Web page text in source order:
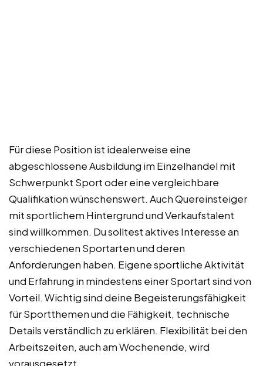
Für diese Position ist idealerweise eine
abgeschlossene Ausbildung im Einzelhandel mit
Schwerpunkt Sport oder eine vergleichbare
Qualifikation wünschenswert. Auch Quereinsteiger
mit sportlichem Hintergrund und Verkaufstalent
sind willkommen. Du solltest aktives Interesse an
verschiedenen Sportarten und deren
Anforderungen haben. Eigene sportliche Aktivität
und Erfahrung in mindestens einer Sportart sind von
Vorteil. Wichtig sind deine Begeisterungsfähigkeit
für Sportthemen und die Fähigkeit, technische
Details verständlich zu erklären. Flexibilität bei den
Arbeitszeiten, auch am Wochenende, wird
vorausgesetzt.